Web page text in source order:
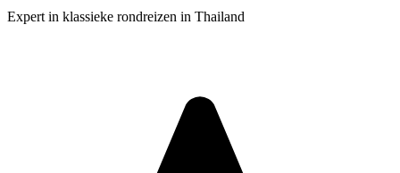
Expert in klassieke rondreizen in Thailand